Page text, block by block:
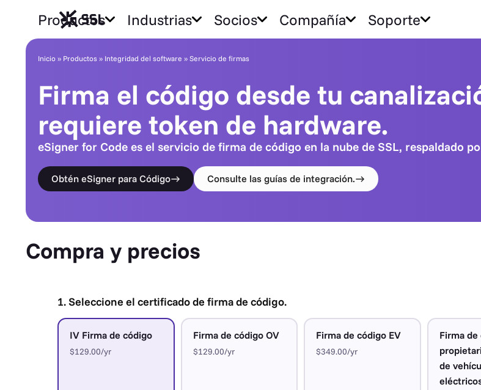
Productos Industrias Socios Compañía Soporte
Inicio » Productos » Integridad del software » Servicio de firmas
Firma el código desde tu
requiere token de hardware.
eSigner for Code es el servicio de firma de código en la nube de SSL, respaldado
Obtén eSigner para Código Consulte las guías de integración.
Compra y precios
1. Seleccione el certificado de firma de código.
IV Firma de código
$129.00/yr
Firma de código OV
$129.00/yr
Firma de código EV
$349.00/yr
Firma de
de